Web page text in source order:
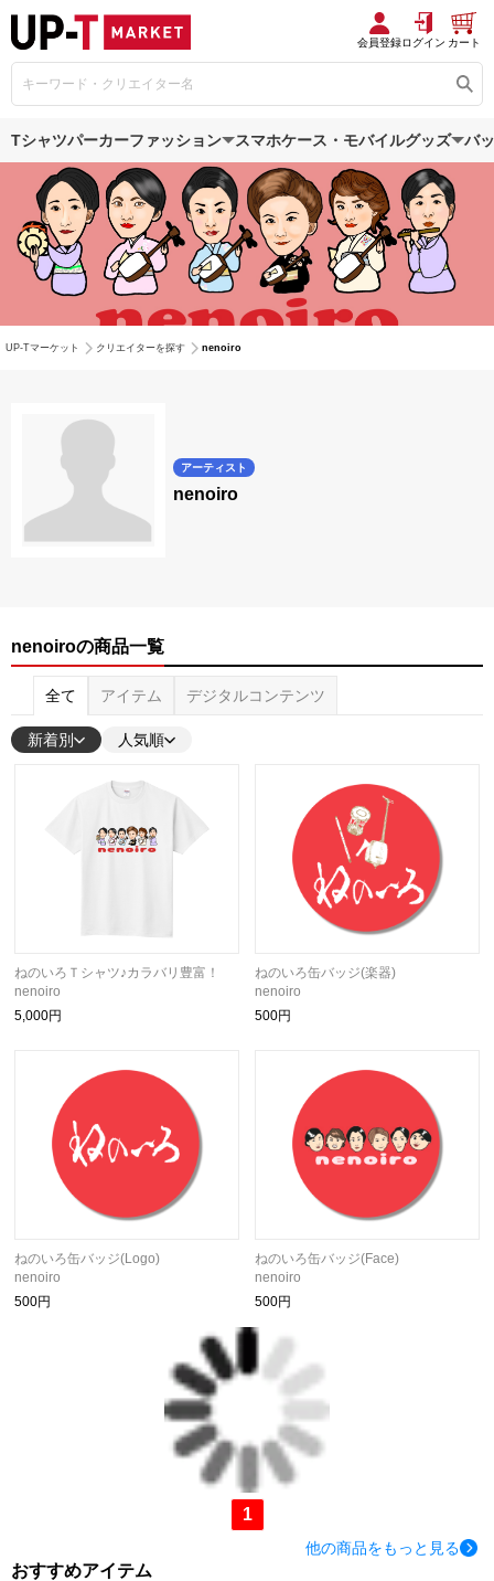
会員登録ログイン カート
Tシャツパーカーファッション スマホケース・モバイルグッズ バ
UP-Tマーケット クリエイターを探す nenoiro
アーティスト
nenoiro
nenoiroの商品一覧
全て アイテム デジタルコンテンツ
新着別 人気順
ねのいろＴシャツ♪カラバリ豊富！
nenoiro
5,000円
ねのいろ缶バッジ(楽器)
nenoiro
500円
ねのいろ缶バッジ(Logo)
nenoiro
500円
ねのいろ缶バッジ(Face)
nenoiro
500円
1
他の商品をもっと見る
おすすめアイテム